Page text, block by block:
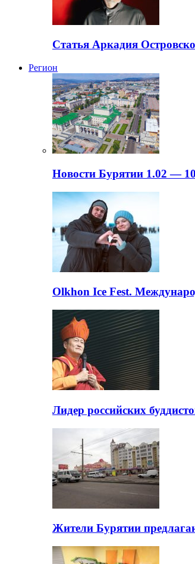
Статья Аркадия
Регион
Новости Бурятии 1.02 —
Olkhon Ice Fest.
Лидер российских
Жители Бурятии